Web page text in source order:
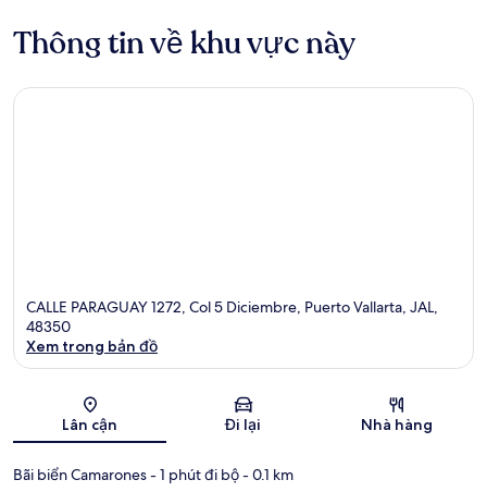
Thông tin về khu vực này
CALLE PARAGUAY 1272, Col 5 Diciembre, Puerto Vallarta, JAL,
48350
Xem trong bản đồ
Lân cận Đi lại Nhà hàng
Bãi biển Camarones- 1 phút đi bộ- 0.1 km